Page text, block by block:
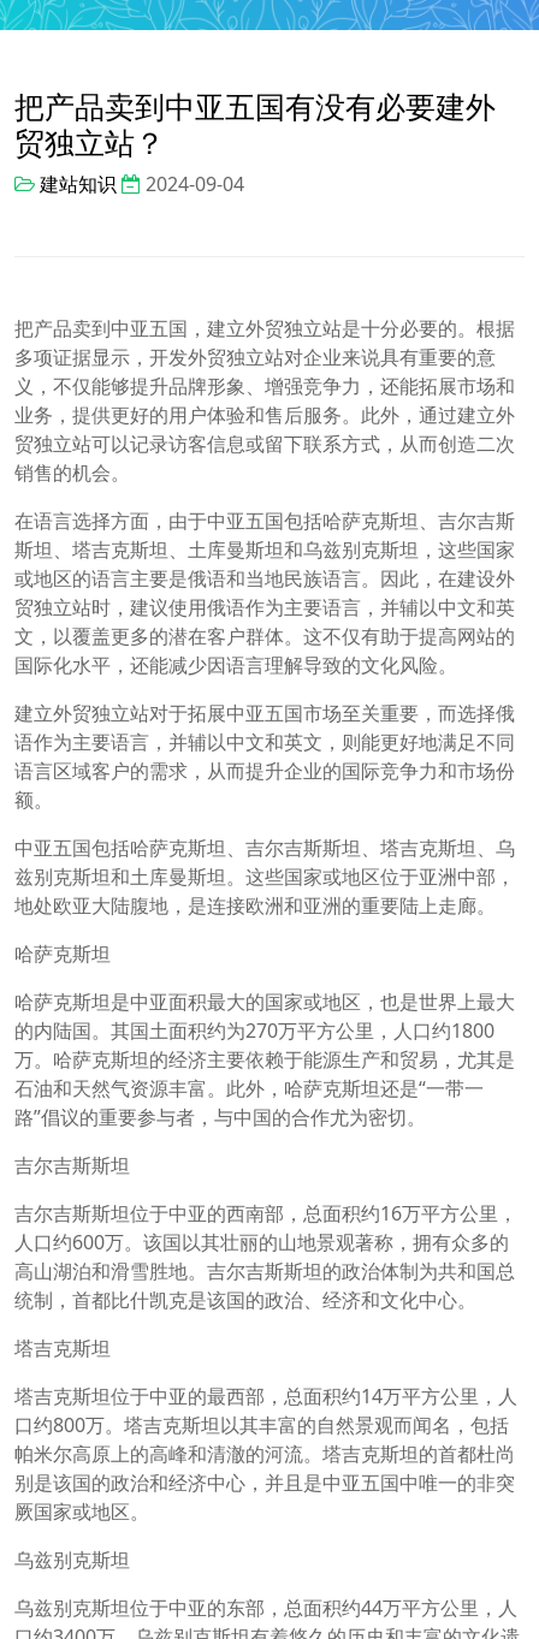
把产品卖到中亚五国有没有必要建外
贸独立站？
建站知识 2024-09-04
把产品卖到中亚五国，建立外贸独立站是十分必要的。根据
多项证据显示，开发外贸独立站对企业来说具有重要的意
义，不仅能够提升品牌形象、增强竞争力，还能拓展市场和
业务，提供更好的用户体验和售后服务。此外，通过建立外
贸独立站可以记录访客信息或留下联系方式，从而创造二次
销售的机会。
在语言选择方面，由于中亚五国包括哈萨克斯坦、吉尔吉斯
斯坦、塔吉克斯坦、土库曼斯坦和乌兹别克斯坦，这些国家
或地区的语言主要是俄语和当地民族语言。因此，在建设外
贸独立站时，建议使用俄语作为主要语言，并辅以中文和英
文，以覆盖更多的潜在客户群体。这不仅有助于提高网站的
国际化水平，还能减少因语言理解导致的文化风险。
建立外贸独立站对于拓展中亚五国市场至关重要，而选择俄
语作为主要语言，并辅以中文和英文，则能更好地满足不同
语言区域客户的需求，从而提升企业的国际竞争力和市场份
额。
中亚五国包括哈萨克斯坦、吉尔吉斯斯坦、塔吉克斯坦、乌
兹别克斯坦和土库曼斯坦。这些国家或地区位于亚洲中部，
地处欧亚大陆腹地，是连接欧洲和亚洲的重要陆上走廊。
哈萨克斯坦
哈萨克斯坦是中亚面积最大的国家或地区，也是世界上最大
的内陆国。其国土面积约为270万平方公里，人口约1800
万。哈萨克斯坦的经济主要依赖于能源生产和贸易，尤其是
石油和天然气资源丰富。此外，哈萨克斯坦还是“一带一
路”倡议的重要参与者，与中国的合作尤为密切。
吉尔吉斯斯坦
吉尔吉斯斯坦位于中亚的西南部，总面积约16万平方公里，
人口约600万。该国以其壮丽的山地景观著称，拥有众多的
高山湖泊和滑雪胜地。吉尔吉斯斯坦的政治体制为共和国总
统制，首都比什凯克是该国的政治、经济和文化中心。
塔吉克斯坦
塔吉克斯坦位于中亚的最西部，总面积约14万平方公里，人
口约800万。塔吉克斯坦以其丰富的自然景观而闻名，包括
帕米尔高原上的高峰和清澈的河流。塔吉克斯坦的首都杜尚
别是该国的政治和经济中心，并且是中亚五国中唯一的非突
厥国家或地区。
乌兹别克斯坦
乌兹别克斯坦位于中亚的东部，总面积约44万平方公里，人